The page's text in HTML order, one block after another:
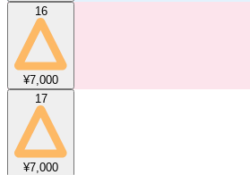
16
¥7,000
17
¥7,000